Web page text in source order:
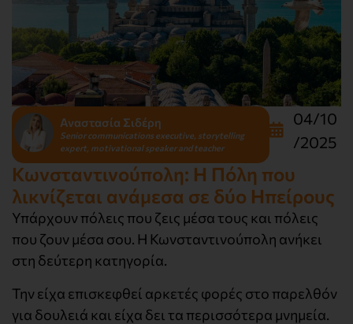
Αναστασία Σιδέρη
Senior communications executive, storytelling
expert, motivational speaker and teacher
04/10
/2025
Κωνσταντινούπολη: Η Πόλη που
λικνίζεται ανάμεσα σε δύο Ηπείρους
Υπάρχουν πόλεις που ζεις μέσα τους και πόλεις
που ζουν μέσα σου. Η Κωνσταντινούπολη ανήκει
στη δεύτερη κατηγορία.
Την είχα επισκεφθεί αρκετές φορές στο παρελθόν
για δουλειά και είχα δει τα περισσότερα μνημεία.